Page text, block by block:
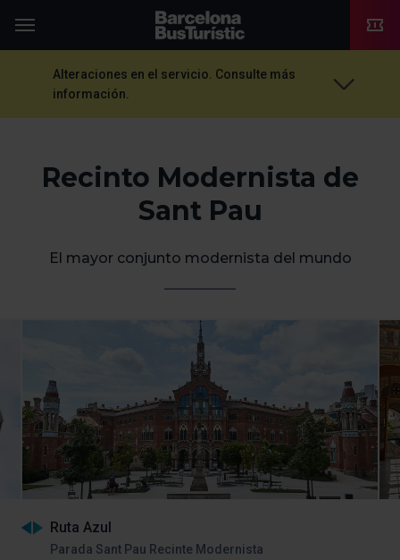
TMB-OCI
Alteraciones en el servicio. Consulte más
información.
Recinto Modernista de
Sant Pau
El mayor conjunto modernista del mundo
Ruta Azul
Parada Sant Pau Recinte Modernista